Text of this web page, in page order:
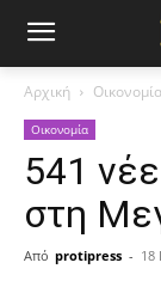
Αρχική Οικονομία
Οικονομία
541
στη
Από protipress - 18